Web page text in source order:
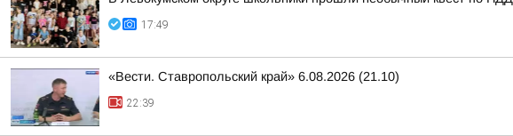
17:49
«Вести. Ставропольский край» 6.08.2026 (21.10)
22:39